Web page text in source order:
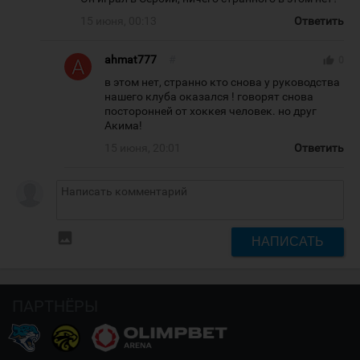
Ответить
ahmat777
в этом нет, странно кто снова у руководства
нашего клуба оказался ! говорят снова
посторонней от хоккея человек. но друг
Акима!
Ответить
НАПИСАТЬ